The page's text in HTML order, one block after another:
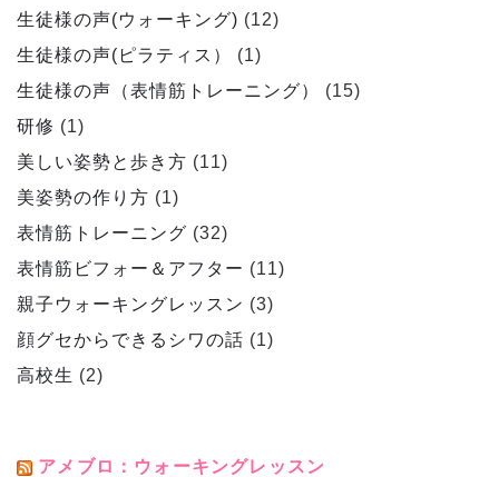
生徒様の声(ウォーキング) (12)
生徒様の声(ピラティス）
(1)
生徒様の声（表情筋トレーニング）
(15)
研修 (1)
美しい姿勢と歩き方 (11)
美姿勢の作り方 (1)
表情筋トレーニング (32)
表情筋ビフォー＆アフター (11)
親子ウォーキングレッスン (3)
顔グセからできるシワの話 (1)
高校生 (2)
アメブロ：ウォーキングレッスン